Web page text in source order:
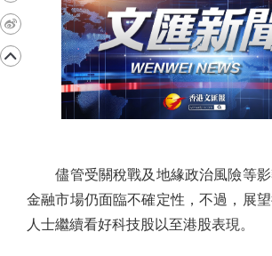
儘管受關稅戰及地緣政治風險等影
金融市場仍面臨不確定性，不過，展
人士繼續看好科技股以至港股表現。